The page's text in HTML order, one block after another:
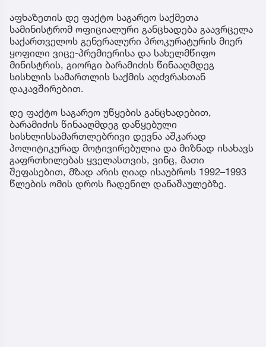
აფხაზეთის დე ფაქტო საგარეო საქმეთა
სამინისტრომ ოფიციალური განცხადება გაავრცელა
საქართველოს გენერალური პროკურატურის მიერ
ყოფილი ვიცე-პრემიერისა და სახელმწიფო
მინისტრის, გიორგი ბარამიძის წინააღმდეგ
სისხლის სამართლის საქმის აღძვრასთან
დაკავშირებით.
დე ფაქტო საგარეო უწყების განცხადებით,
ბარამიძის წინააღმდეგ დაწყებული
სისხლისსამართლებრივი დევნა აშკარად
პოლიტიკურად მოტივირებულია და მიზნად ისახავს
გაფრთხილებას ყველასთვის, ვინც, მათი
შეფასებით, მზად არის ღიად ისაუბროს 1992–1993
წლების ომის დროს ჩადენილ დანაშაულებზე.